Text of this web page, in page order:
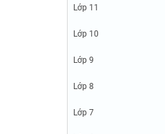
Lớp 11
Lớp 10
Lớp 9
Lớp 8
Lớp 7